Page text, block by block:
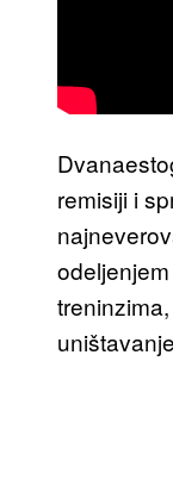
remisiji i
odeljenjem